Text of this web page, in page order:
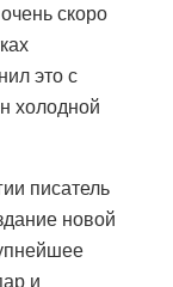
скоро
это с
холодной
писатель
новой
и